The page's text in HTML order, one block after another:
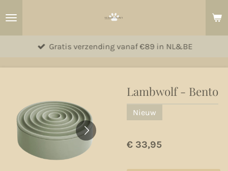
hoofdinhoud
Gratis verzending vanaf €89 in NL&BE
Lambwolf - Bento
Nieuw
€ 33,95